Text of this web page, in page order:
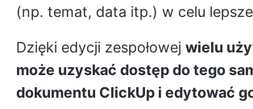
(np. temat, data itp.) w celu
Dzięki edycji zespołowej wielu
może uzyskać dostęp do tego
dokumentu ClickUp i edytować